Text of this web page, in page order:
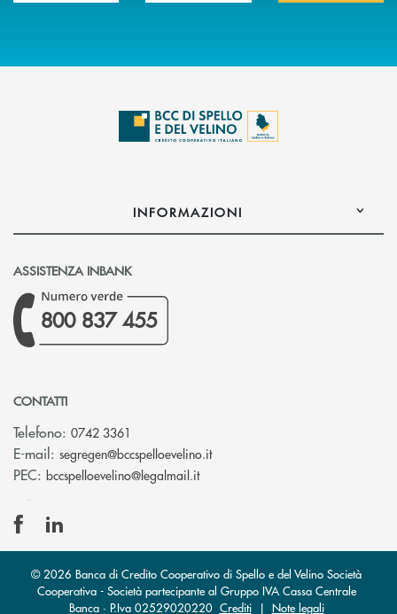
INFORMAZIONI
ASSISTENZA INBANK
800 837 455
CONTATTI
Telefono: 0742 3361
E-mail: segregen@bccspelloevelino.it(si apre l’app di posta
PEC: bccspelloevelino@legalmail.it(si apre l’app di posta
© 2026 Banca di Credito Cooperativo di Spello e del Velino Società
Cooperativa - Società partecipante al Gruppo IVA Cassa Centrale
Banca · P.Iva 02529020220 Crediti| Note legali